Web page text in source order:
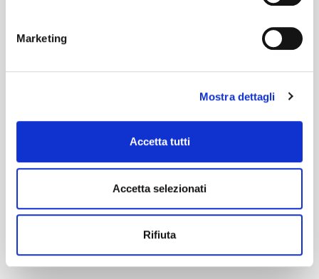
Marketing
Mostra dettagli
Accetta tutti
Accetta selezionati
Rifiuta